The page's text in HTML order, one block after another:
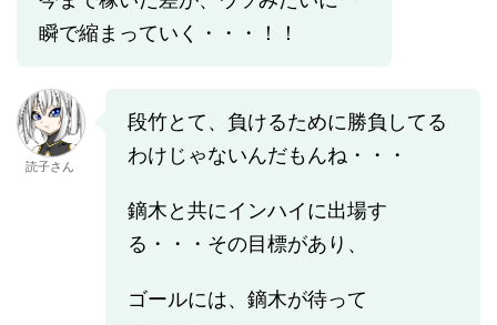
瞬で縮まっていく・・・！！
読子さん
段竹とて、負けるために勝負してる
わけじゃないんだもんね・・・
鏑木と共にインハイに出場す
る・・・その目標があり、
ゴールには、鏑木が待って